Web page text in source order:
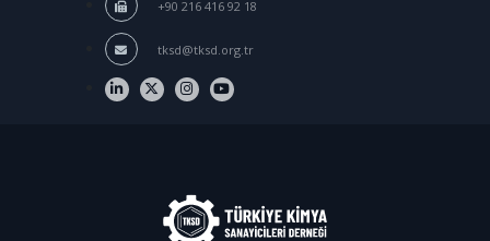
+90 216 416 92 18
tksd@tksd.org.tr